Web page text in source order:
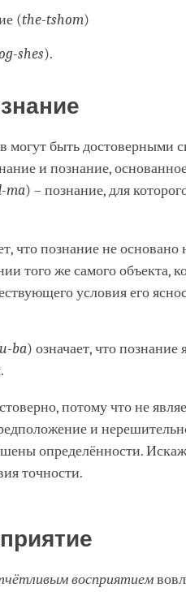
(the-tshom)
shes).
могут быть достоверными
и познание,
-ma) – познание, для
что познание не основано
того же самого объекта,
условия его
-ba) означает, что познание
потому что не
и
определённости.
точности.
восприятием